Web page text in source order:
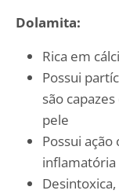
Dolamita:
Rica em
Possui
são
pele
Possui
inflamatória